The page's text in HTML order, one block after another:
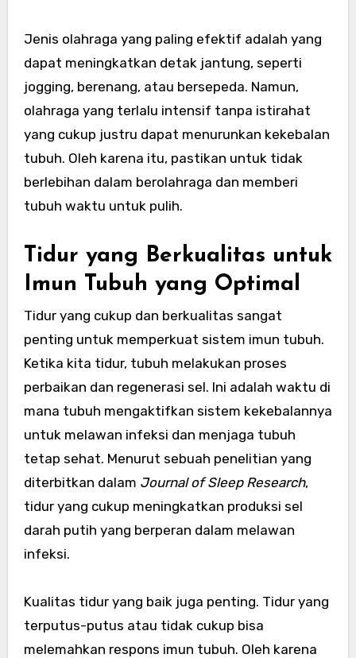
Jenis olahraga yang paling efektif adalah yang
dapat meningkatkan detak jantung, seperti
jogging, berenang, atau bersepeda. Namun,
olahraga yang terlalu intensif tanpa istirahat
yang cukup justru dapat menurunkan kekebalan
tubuh. Oleh karena itu, pastikan untuk tidak
berlebihan dalam berolahraga dan memberi
tubuh waktu untuk pulih.
Tidur yang Berkualitas untuk
Imun Tubuh yang Optimal
Tidur yang cukup dan berkualitas sangat
penting untuk memperkuat sistem imun tubuh.
Ketika kita tidur, tubuh melakukan proses
perbaikan dan regenerasi sel. Ini adalah waktu di
mana tubuh mengaktifkan sistem kekebalannya
untuk melawan infeksi dan menjaga tubuh
tetap sehat. Menurut sebuah penelitian yang
diterbitkan dalam Journal of Sleep Research,
tidur yang cukup meningkatkan produksi sel
darah putih yang berperan dalam melawan
infeksi.
Kualitas tidur yang baik juga penting. Tidur yang
terputus-putus atau tidak cukup bisa
melemahkan respons imun tubuh. Oleh karena